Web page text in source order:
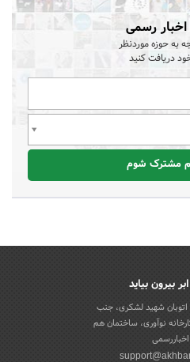
اخبار رسمی
به حوزه موردنظر
دریافت کنید
مشترک شوم
بیرون بیاید
اتوبان شهید لشکری، جنب
نوآوری، ساختمان هم
اخباررسمی